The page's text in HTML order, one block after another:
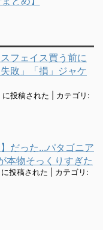
スフェイス買う前に
敗」「損」ジャケ
投稿された
カテゴリ:
だった...パタゴニア
本物そっくりすぎた
投稿された
カテゴリ: